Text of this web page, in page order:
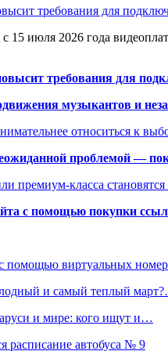
требования для
15 июля 2026 года
требования для
музыкантов и
относиться к
проблемой —
премиум-класса становятся
с помощью покупки
с помощью виртуальных
и самый теплый
и мире: кого ищут и…
расписание автобуса № 9